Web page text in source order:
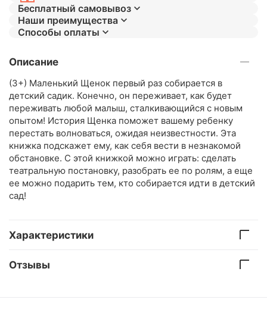
Бесплатный самовывоз
Наши преимущества
Способы оплаты
Описание
(3+) Маленький Щенок первый раз собирается в
детский садик. Конечно, он переживает, как будет
переживать любой малыш, сталкивающийся с новым
опытом! История Щенка поможет вашему ребенку
перестать волноваться, ожидая неизвестности. Эта
книжка подскажет ему, как себя вести в незнакомой
обстановке. С этой книжкой можно играть: сделать
театральную постановку, разобрать ее по ролям, а еще
ее можно подарить тем, кто собирается идти в детский
сад!
Характеристики
Отзывы